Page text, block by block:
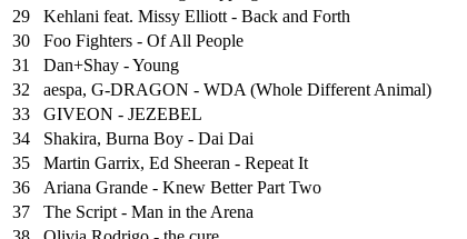
29
Kehlani feat. Missy Elliott - Back and Forth
30
Foo Fighters - Of All People
31
Dan+Shay - Young
32
aespa, G-DRAGON - WDA (Whole Different Animal)
33
GIVEON - JEZEBEL
34
Shakira, Burna Boy - Dai Dai
35
Martin Garrix, Ed Sheeran - Repeat It
36
Ariana Grande - Knew Better Part Two
37
The Script - Man in the Arena